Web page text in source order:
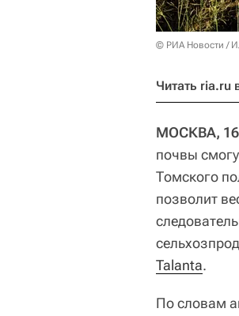
© РИА Новости /
Читать ria.ru
МОСКВА,
почвы
Томского
позволит
Talanta.
По словам